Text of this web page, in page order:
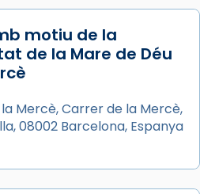
de tres hores. Després,
el 1972) al voltant
de les santes.
també un grup de
i ball propis. Festa
calor, ves per les
motiu de la
de la Mare de Déu
Mercè, Carrer de la Mercè,
08002 Barcelona, Espanya